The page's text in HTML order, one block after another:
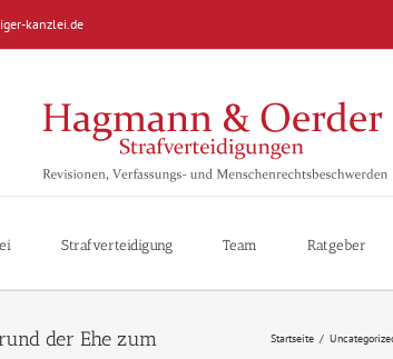
kanzlei.de
Strafverteidigung Team Ratgeber
Startseite /